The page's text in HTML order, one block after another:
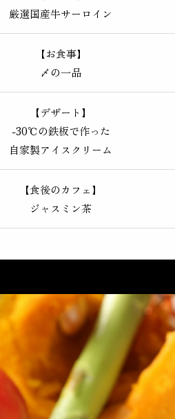
厳選国産牛サーロイン
【お食事】
〆の一品
【デザート】
-30℃の鉄板で作った
自家製アイスクリーム
【食後のカフェ】
ジャスミン茶